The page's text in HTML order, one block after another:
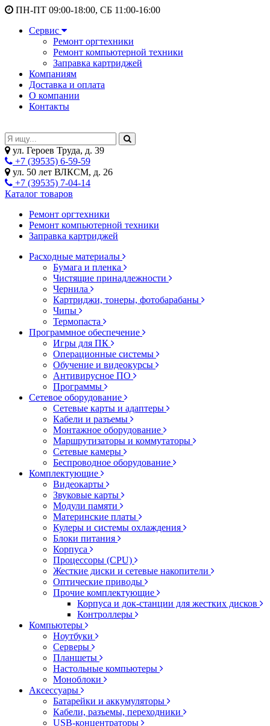
ПН-ПТ 09:00-18:00, СБ 11:00-16:00
Сервис
Ремонт оргтехники
Ремонт компьютерной техники
Заправка картриджей
Компаниям
Доставка и оплата
О компании
Контакты
ул. Героев Труда, д. 39
+7 (39535) 6-59-59
ул. 50 лет ВЛКСМ, д. 26
+7 (39535) 7-04-14
Каталог товаров
Ремонт оргтехники
Ремонт компьютерной техники
Заправка картриджей
Расходные материалы
Бумага и пленка
Чистящие принадлежности
Чернила
Картриджи, тонеры, фотобарабаны
Чипы
Термопаста
Программное обеспечение
Игры для ПК
Операционные системы
Обучение и видеокурсы
Антивирусное ПО
Программы
Сетевое оборудование
Сетевые карты и адаптеры
Кабели и разъемы
Монтажное оборудование
Маршрутизаторы и коммутаторы
Сетевые камеры
Беспроводное оборудование
Комплектующие
Видеокарты
Звуковые карты
Модули памяти
Материнские платы
Кулеры и системы охлаждения
Блоки питания
Корпуса
Процессоры (CPU)
Жесткие диски и сетевые накопители
Оптические приводы
Прочие комплектующие
Корпуса и док-станции для жестких дисков
Контроллеры
Компьютеры
Ноутбуки
Серверы
Планшеты
Настольные компьютеры
Моноблоки
Аксессуары
Батарейки и аккумуляторы
Кабели, разъемы, переходники
USB-концентраторы